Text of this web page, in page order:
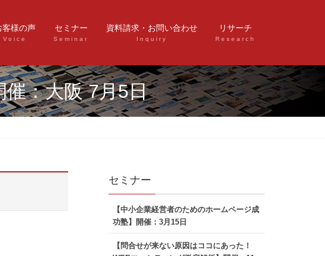
客様の声
Voice
セミナー
Seminar
資料請求・お問い合わせ
Inquiry
リサーチ
Research
催：大阪 7月5日
セミナー
【中小企業経営者のためのホームページ成
功塾】開催：3月15日
【問合せが来ない原因はココにあった！